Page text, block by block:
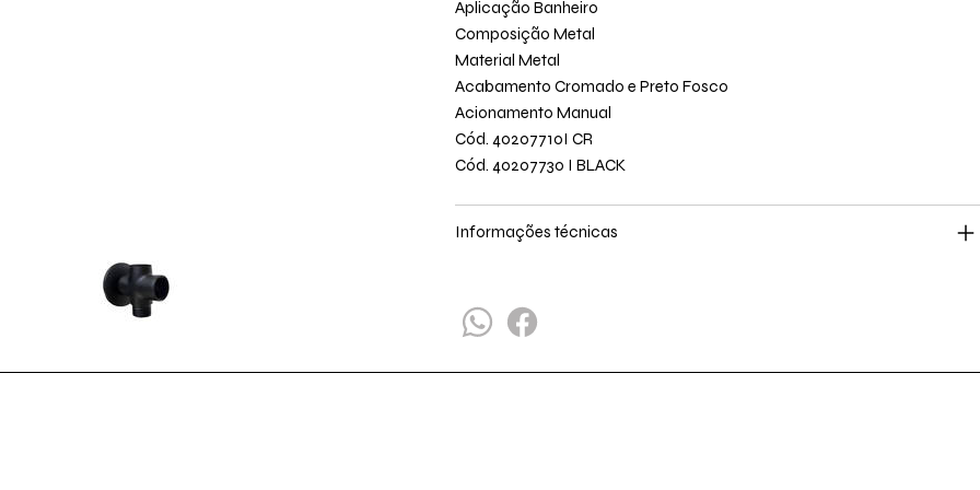
Aplicação Banheiro
Composição Metal
Material Metal
Acabamento Cromado e Preto Fosco
Acionamento Manual
Cód. 40207710I CR
Cód. 40207730 I BLACK
Informações técnicas